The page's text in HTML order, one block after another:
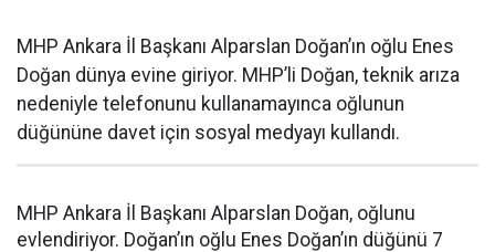
MHP Ankara İl Başkanı Alparslan Doğan’ın oğlu Enes
Doğan dünya evine giriyor. MHP’li Doğan, teknik arıza
nedeniyle telefonunu kullanamayınca oğlunun
düğününe davet için sosyal medyayı kullandı.
MHP Ankara İl Başkanı Alparslan Doğan, oğlunu
evlendiriyor. Doğan’ın oğlu Enes Doğan’ın düğünü 7